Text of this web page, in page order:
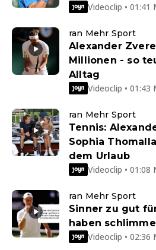
Videoclip • 01:41
ran Mehr Sport
Alexander
Millionen - so
Alltag
Videoclip • 01:43
ran Mehr Sport
Tennis:
Sophia
dem Urlaub
Videoclip • 01:08
ran Mehr Sport
Sinner zu gut
haben
Videoclip • 02:36